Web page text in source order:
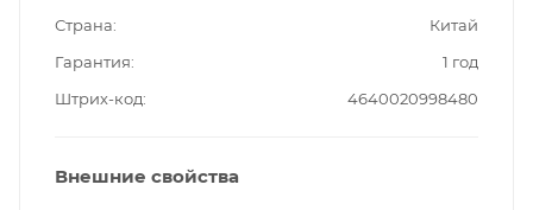
Страна
Китай
Гарантия
1 год
Штрих-код
4640020998480
Внешние свойства